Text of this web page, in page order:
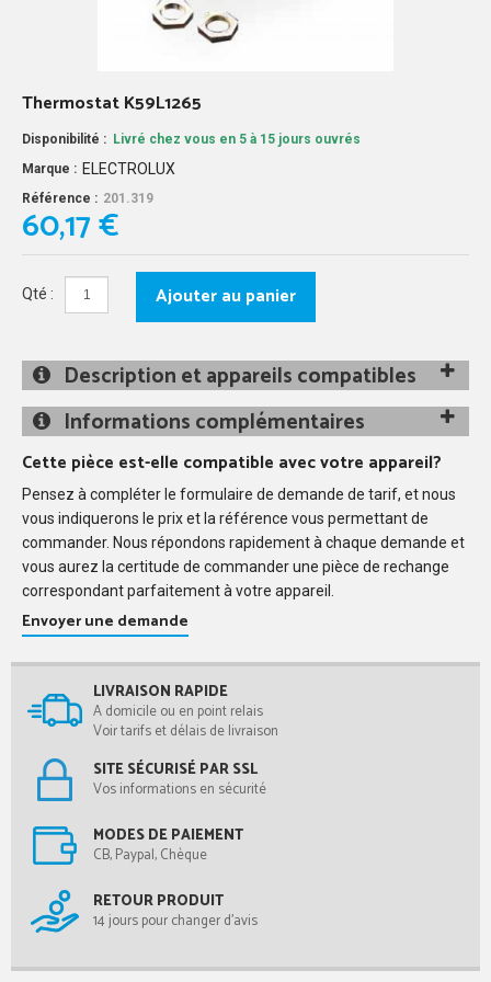
Thermostat K59L1265
Disponibilité :
Livré chez vous en 5 à 15 jours ouvrés
Marque : ELECTROLUX
Référence : 201.319
60,17 €
Qté : Ajouter au panier
Description et appareils compatibles
Informations complémentaires
Cette pièce est-elle compatible avec votre appareil?
Pensez à compléter le formulaire de demande de tarif, et nous
vous indiquerons le prix et la référence vous permettant de
commander. Nous répondons rapidement à chaque demande et
vous aurez la certitude de commander une pièce de rechange
correspondant parfaitement à votre appareil.
Envoyer une demande
LIVRAISON RAPIDE
A domicile ou en point relais
Voir tarifs et délais de livraison
SITE SÉCURISÉ PAR SSL
Vos informations en sécurité
MODES DE PAIEMENT
CB, Paypal, Chèque
RETOUR PRODUIT
14 jours pour changer d'avis